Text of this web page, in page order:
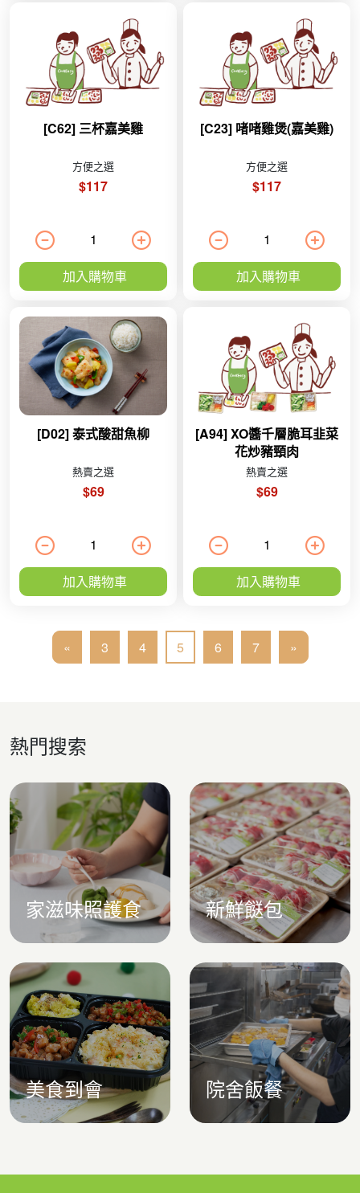
[C62] 三杯嘉美雞
方便之選
$117
加入購物車
[C23] 啫啫雞煲(嘉美雞)
方便之選
$117
加入購物車
[D02] 泰式酸甜魚柳
熱賣之選
$69
加入購物車
[A94] XO醬千層脆耳韭菜
花炒豬頸肉
熱賣之選
$69
加入購物車
« 3 4 5 6 7 »
熱門搜索
家滋味照護食 新鮮餸包
美食到會 院舍飯餐